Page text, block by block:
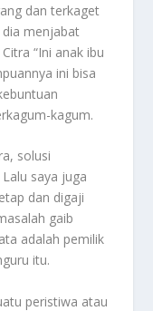
dan terkaget
menjabat
“Ini anak ibu
ini bisa
kagum.
solusi
saya juga
dan digaji
gaib
adalah pemilik
itu.
peristiwa atau